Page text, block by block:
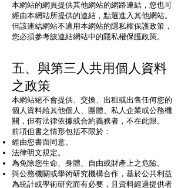
本網站的網頁提供其他網站的網路連結，您也可
經由本網站所提供的連結，點選進入其他網站。
但該連結網站不適用本網站的隱私權保護政策，
您必須參考該連結網站中的隱私權保護政策。
五、與第三人共用個人資料
之政策
本網站絕不會提供、交換、出租或出售任何您的
個人資料給其他個人、團體、私人企業或公務機
關，但有法律依據或合約義務者，不在此限。
前項但書之情形包括不限於：
經由您書面同意。
法律明文規定。
為免除您生命、身體、自由或財產上之危險。
與公務機關或學術研究機構合作，基於公共利益
為統計或學術研究而有必要，且資料經過提供者